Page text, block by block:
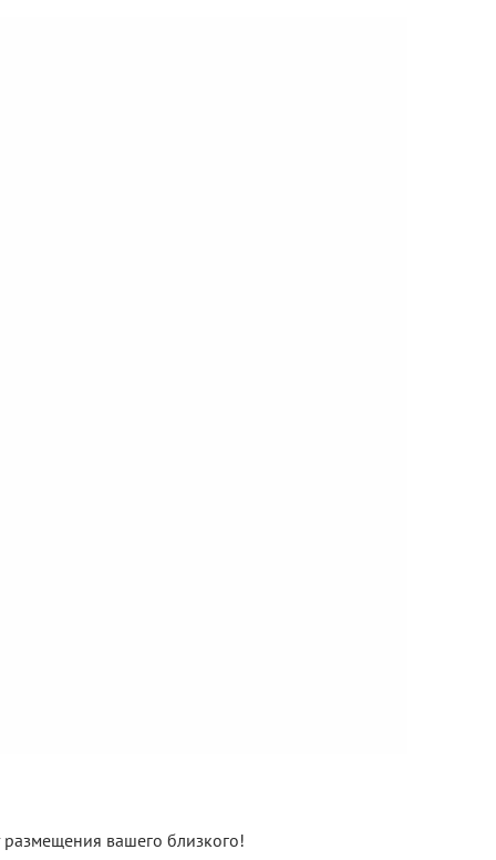
размещения вашего близкого!